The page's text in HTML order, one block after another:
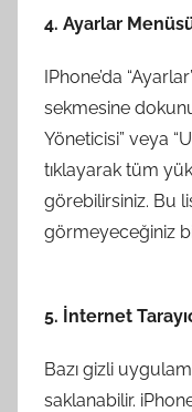
4. Ayarlar
IPhone’da
sekmesine
Yöneticisi” veya
tıklayarak tüm
görebilirsiniz. Bu
görmeyeceğiniz
5. İnternet
Bazı gizli
saklanabilir.